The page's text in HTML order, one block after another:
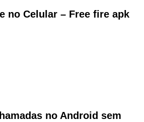
no Celular – Free fire apk
no Android sem